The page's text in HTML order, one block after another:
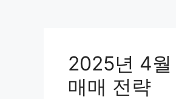
2025년 4월
매매 전략